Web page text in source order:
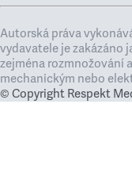
Autorská práva
vydavatele je zakázáno
zejména rozmnožování
mechanickým nebo
© Copyright Respekt